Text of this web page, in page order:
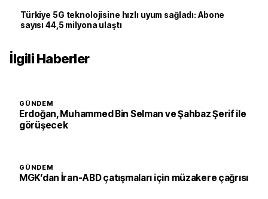
Türkiye 5G teknolojisine hızlı uyum sağladı: Abone
sayısı 44,5 milyona ulaştı
İlgili Haberler
GÜNDEM
Erdoğan, Muhammed Bin Selman ve Şahbaz Şerif ile
görüşecek
GÜNDEM
MGK’dan İran-ABD çatışmaları için müzakere çağrısı